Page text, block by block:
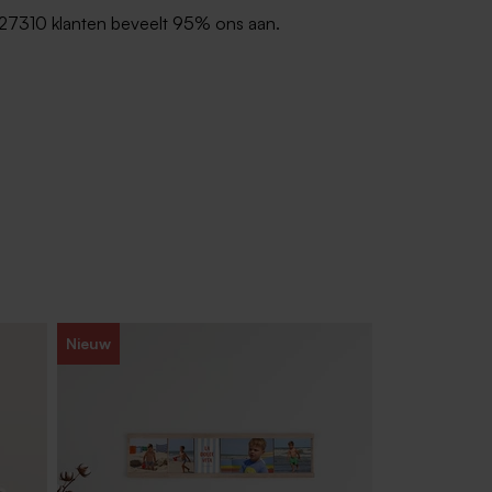
klanten beveelt 95% ons aan.
Nieuw